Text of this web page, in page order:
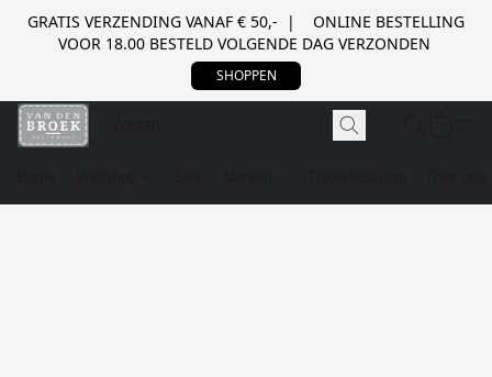
GRATIS VERZENDING VANAF € 50,- | ONLINE BESTELLING
VOOR 18.00 BESTELD VOLGENDE DAG VERZONDEN
SHOPPEN